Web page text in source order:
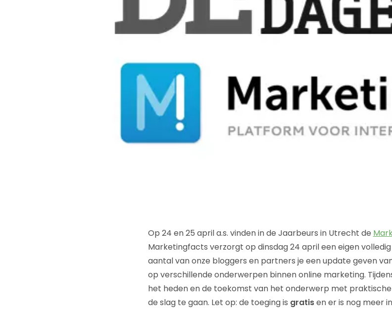
Op 24 en 25 april a.s. vinden in de Jaarbeurs in Utrecht de
Marketingfacts verzorgt op dinsdag 24 april een eigen
aantal van onze bloggers en partners je een update geven
op verschillende onderwerpen binnen online marketing.
het heden en de toekomst van het onderwerp met
de slag te gaan. Let op: de toeging is gratisen er is nog meer